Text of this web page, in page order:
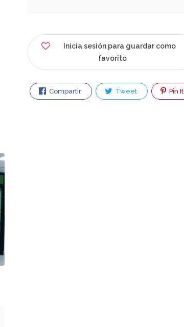
Inicia sesión para guardar como
favorito
Compartir Tweet Pin It